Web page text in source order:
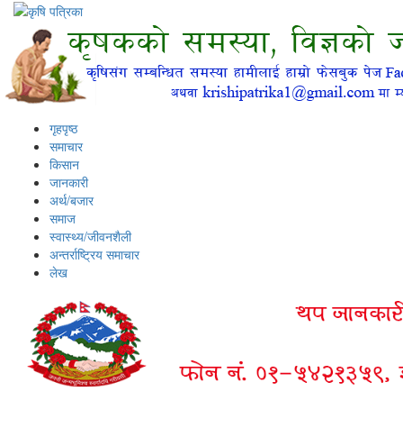
गृहपृष्ठ
समाचार
किसान
जानकारी
अर्थ/बजार
समाज
स्वास्थ्य/जीवनशैली
अन्तर्राष्ट्रिय समाचार
लेख